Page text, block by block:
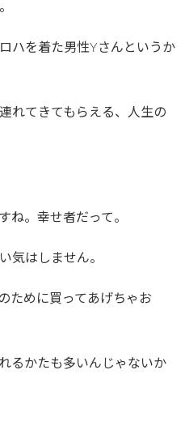
ハを着た男性Yさんというか
れてきてもらえる、人生の
ね。幸せ者だって。
気はしません。
ために買ってあげちゃお
るかたも多いんじゃないか